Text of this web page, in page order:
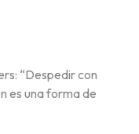
“Despedir con
es una forma de